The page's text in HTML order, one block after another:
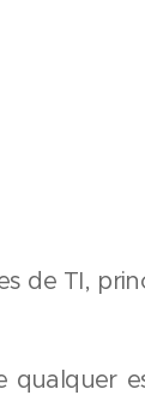
de TI,
qualquer